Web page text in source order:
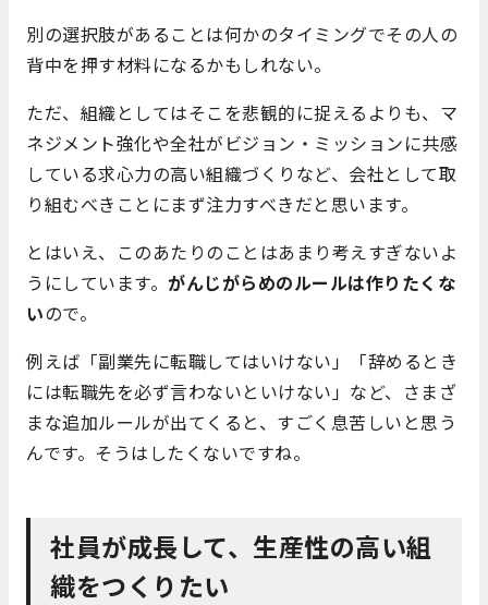
別の選択肢があることは何かのタイミングでその人の
背中を押す材料になるかもしれない。
ただ、組織としてはそこを悲観的に捉えるよりも、マ
ネジメント強化や全社がビジョン・ミッションに共感
している求心力の高い組織づくりなど、会社として取
り組むべきことにまず注力すべきだと思います。
とはいえ、このあたりのことはあまり考えすぎないよ
うにしています。 がんじがらめのルールは作りたくな
いので。
例えば「副業先に転職してはいけない」「辞めるとき
には転職先を必ず言わないといけない」など、さまざ
まな追加ルールが出てくると、すごく息苦しいと思う
んです。そうはしたくないですね。
社員が成長して、生産性の高い組
織をつくりたい